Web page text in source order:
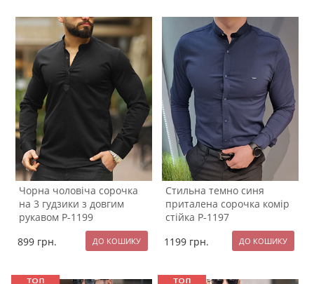
Чорна чоловіча сорочка
на 3 гудзики з довгим
рукавом Р-1199
899 грн.
Стильна темно синя
приталена сорочка комір
стійка Р-1197
1199 грн.